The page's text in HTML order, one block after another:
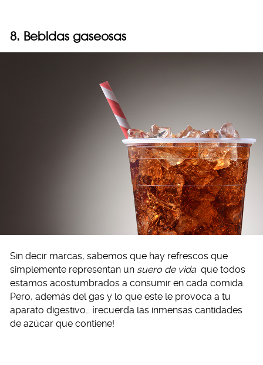
8. Bebidas gaseosas
Sin decir marcas, sabemos que hay refrescos que
simplemente representan un suero de vida que todos
estamos acostumbrados a consumir en cada comida.
Pero, además del gas y lo que este le provoca a tu
aparato digestivo… ¡recuerda las inmensas cantidades
de azúcar que contiene!